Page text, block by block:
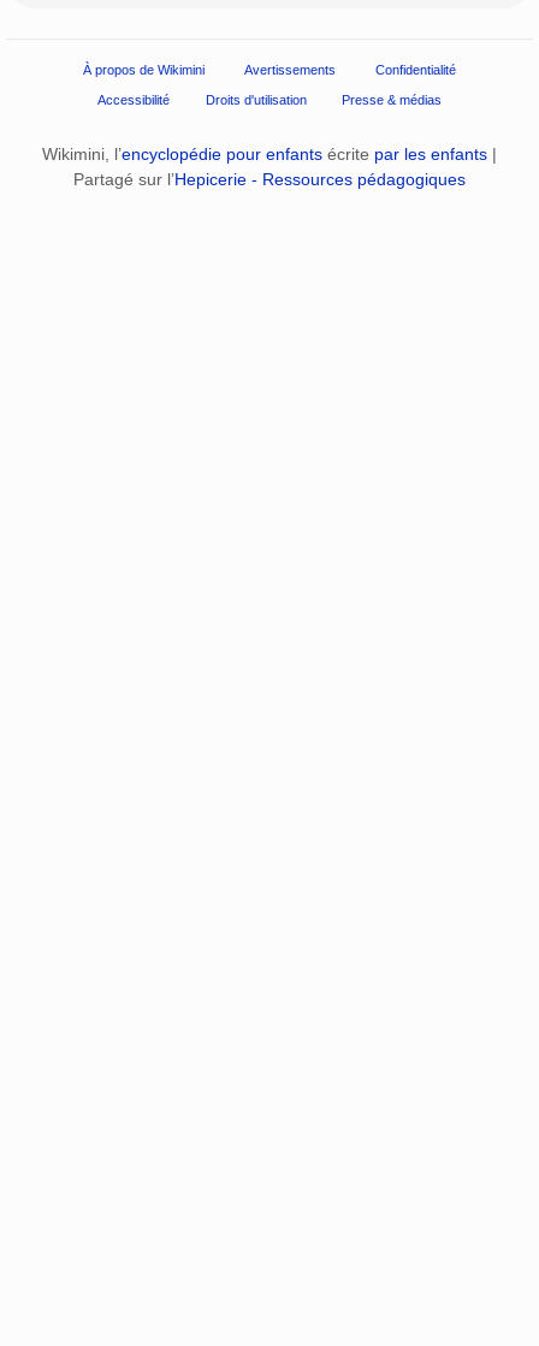
À propos de Wikimini Avertissements Confidentialité
Accessibilité Droits d'utilisation Presse & médias
Wikimini, l’encyclopédie pour enfants écrite par les enfants |
Partagé sur l’Hepicerie - Ressources pédagogiques